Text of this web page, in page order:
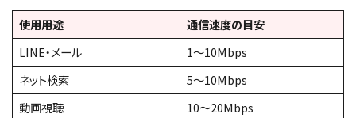
使用用途
通信速度の目安
LINE・メール
1〜10Mbps
ネット検索
5〜10Mbps
動画視聴
10〜20Mbps